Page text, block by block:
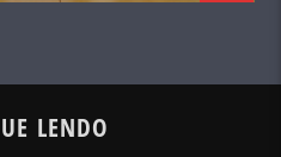
LENDO